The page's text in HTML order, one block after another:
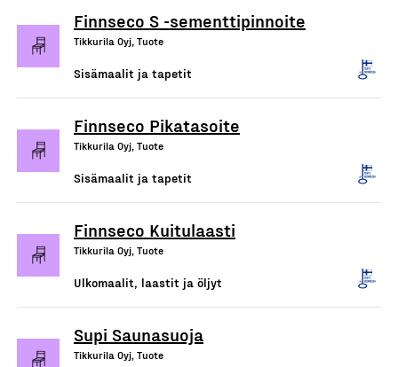
Finnseco S -sementtipinnoite
Tikkurila Oyj, Tuote
Sisämaalit ja tapetit
Finnseco Pikatasoite
Tikkurila Oyj, Tuote
Sisämaalit ja tapetit
Finnseco Kuitulaasti
Tikkurila Oyj, Tuote
Ulkomaalit, laastit ja öljyt
Supi Saunasuoja
Tikkurila Oyj, Tuote